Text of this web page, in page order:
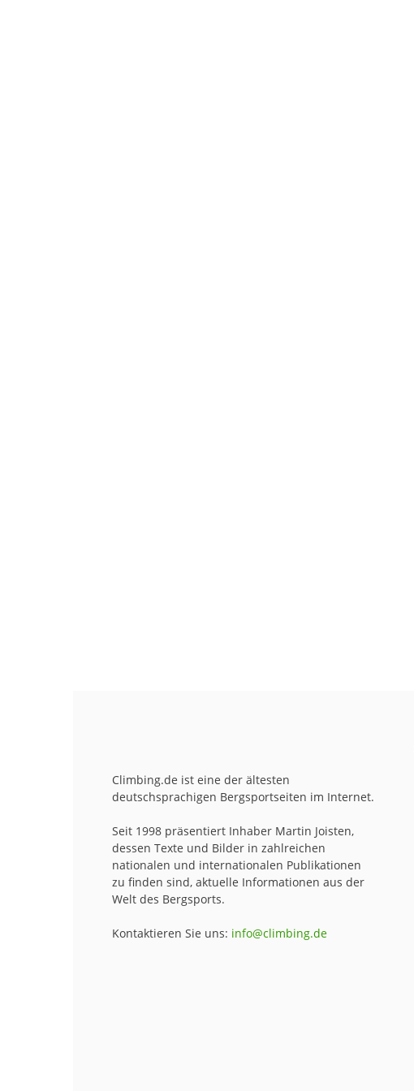
Climbing.de ist eine der ältesten
deutschsprachigen Bergsportseiten im Internet.
Seit 1998 präsentiert Inhaber Martin Joisten,
dessen Texte und Bilder in zahlreichen
nationalen und internationalen Publikationen
zu finden sind, aktuelle Informationen aus der
Welt des Bergsports.
Kontaktieren Sie uns: info@climbing.de